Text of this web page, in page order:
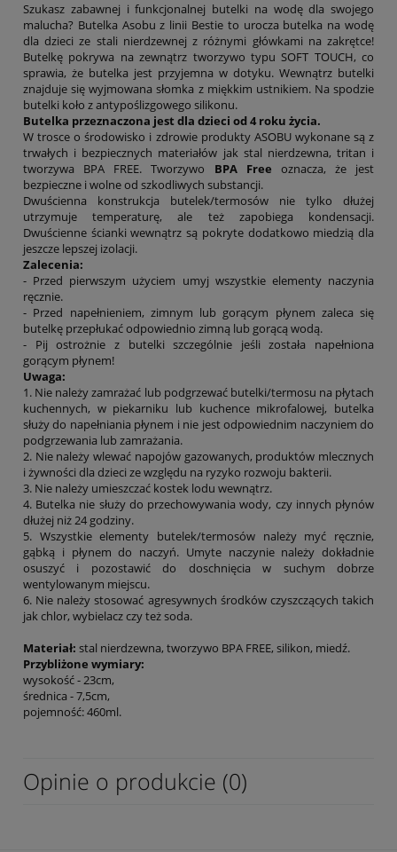
Szukasz zabawnej i funkcjonalnej butelki na wodę dla swojego
malucha? Butelka Asobu z linii Bestie to urocza butelka na wodę
dla dzieci ze stali nierdzewnej z różnymi główkami na zakrętce!
Butelkę pokrywa na zewnątrz tworzywo typu SOFT TOUCH, co
sprawia, że butelka jest przyjemna w dotyku. Wewnątrz butelki
znajduje się wyjmowana słomka z miękkim ustnikiem. Na spodzie
butelki koło z antypoślizgowego silikonu.
Butelka przeznaczona jest dla dzieci od 4 roku życia.
W trosce o środowisko i zdrowie produkty ASOBU wykonane są z
trwałych i bezpiecznych materiałów jak stal nierdzewna, tritan i
tworzywa BPA FREE. Tworzywo BPA Free oznacza, że jest
bezpieczne i wolne od szkodliwych substancji.
Dwuścienna konstrukcja butelek/termosów nie tylko dłużej
utrzymuje temperaturę, ale też zapobiega kondensacji.
Dwuścienne ścianki wewnątrz są pokryte dodatkowo miedzią dla
jeszcze lepszej izolacji.
Zalecenia:
- Przed pierwszym użyciem umyj wszystkie elementy naczynia
ręcznie.
- Przed napełnieniem, zimnym lub gorącym płynem zaleca się
butelkę przepłukać odpowiednio zimną lub gorącą wodą.
- Pij ostrożnie z butelki szczególnie jeśli została napełniona
gorącym płynem!
Uwaga:
1. Nie należy zamrażać lub podgrzewać butelki/termosu na płytach
kuchennych, w piekarniku lub kuchence mikrofalowej, butelka
służy do napełniania płynem i nie jest odpowiednim naczyniem do
podgrzewania lub zamrażania.
2. Nie należy wlewać napojów gazowanych, produktów mlecznych
i żywności dla dzieci ze względu na ryzyko rozwoju bakterii.
3. Nie należy umieszczać kostek lodu wewnątrz.
4. Butelka nie służy do przechowywania wody, czy innych płynów
dłużej niż 24 godziny.
5. Wszystkie elementy butelek/termosów należy myć ręcznie,
gąbką i płynem do naczyń. Umyte naczynie należy dokładnie
osuszyć i pozostawić do doschnięcia w suchym dobrze
wentylowanym miejscu.
6. Nie należy stosować agresywnych środków czyszczących takich
jak chlor, wybielacz czy też soda.
Materiał: stal nierdzewna, tworzywo BPA FREE, silikon, miedź.
Przybliżone wymiary:
wysokość - 23cm,
średnica - 7,5cm,
pojemność: 460ml.
Opinie o produkcie (0)